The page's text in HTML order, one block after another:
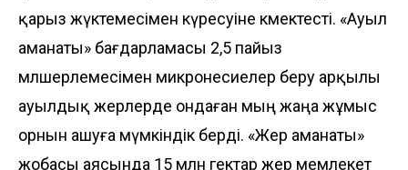
қарыз жүктемесімен күресуіне көмектесті. «Ауыл
аманаты» бағдарламасы 2,5 па­йыз
мөлшерлемесімен микронесие­лер беру арқылы
ауылдық жерлерде онда­ған мың жаңа жұмыс
орнын ашуға мүмкін­дік берді. «Жер аманаты»
жобасы ая­сында 15 млн гектар жер мемлекет